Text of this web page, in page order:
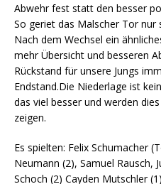
Abwehr fest statt den besser
So geriet das Malscher Tor nur
Nach dem Wechsel ein
mehr Übersicht und besseren
Rückstand für unsere Jungs
Endstand.Die Niederlage ist
das viel besser und werden
zeigen.
Es spielten: Felix Schumacher
Neumann (2), Samuel Rausch,
Schoch (2) Cayden Mutschler